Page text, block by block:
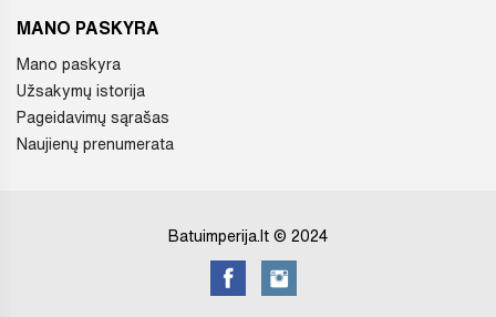
MANO PASKYRA
Mano paskyra
Užsakymų istorija
Pageidavimų sąrašas
Naujienų prenumerata
Batuimperija.lt © 2024